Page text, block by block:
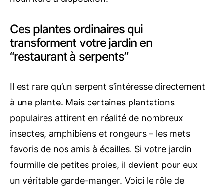
Ces plantes ordinaires qui
transforment votre jardin en
“restaurant à serpents”
Il est rare qu’un serpent s’intéresse directement
à une plante. Mais certaines plantations
populaires attirent en réalité de nombreux
insectes, amphibiens et rongeurs – les mets
favoris de nos amis à écailles. Si votre jardin
fourmille de petites proies, il devient pour eux
un véritable garde-manger. Voici le rôle de